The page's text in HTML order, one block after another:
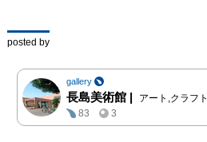
予定です。
芸術の秋、様々な造形美
術に出会える9日間。入
場無料の催しなので、ぜ
ひご来場ください。
posted by
gallery
長島美術館 |
アート,クラフト
83
3